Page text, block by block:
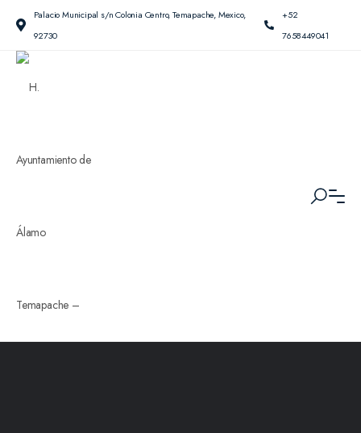
Palacio Municipal s/n Colonia Centro, Temapache, Mexico,
92730
+52
7658449041